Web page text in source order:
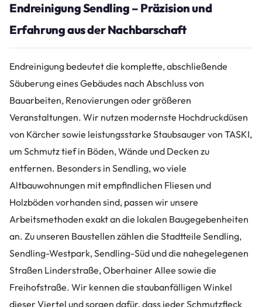
Endreinigung Sendling – Präzision und
Erfahrung aus der Nachbarschaft
Endreinigung bedeutet die komplette, abschließende
Säuberung eines Gebäudes nach Abschluss von
Bauarbeiten, Renovierungen oder größeren
Veranstaltungen. Wir nutzen modernste Hochdruckdüsen
von Kärcher sowie leistungsstarke Staubsauger von TASKI,
um Schmutz tief in Böden, Wände und Decken zu
entfernen. Besonders in Sendling, wo viele
Altbauwohnungen mit empfindlichen Fliesen und
Holzböden vorhanden sind, passen wir unsere
Arbeitsmethoden exakt an die lokalen Baugegebenheiten
an. Zu unseren Baustellen zählen die Stadtteile Sendling,
Sendling-Westpark, Sendling-Süd und die nahegelegenen
Straßen Linderstraße, Oberhainer Allee sowie die
Freihofstraße. Wir kennen die staubanfälligen Winkel
dieser Viertel und sorgen dafür, dass jeder Schmutzfleck